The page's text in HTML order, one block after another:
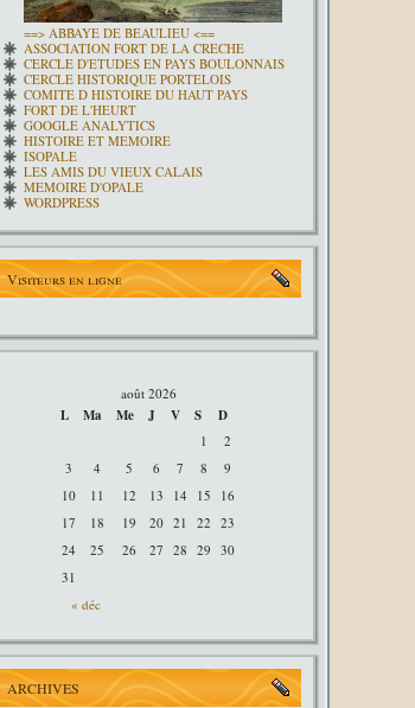
==> ABBAYE DE BEAULIEU <==
ASSOCIATION FORT DE LA CRECHE
CERCLE D'ETUDES EN PAYS BOULONNAIS
CERCLE HISTORIQUE PORTELOIS
COMITE D HISTOIRE DU HAUT PAYS
FORT DE L'HEURT
GOOGLE ANALYTICS
HISTOIRE ET MEMOIRE
ISOPALE
LES AMIS DU VIEUX CALAIS
MEMOIRE D'OPALE
WORDPRESS
Visiteurs en ligne
août 2026
L Ma Me J V S D
« déc
1
2
3
4 5 6 7 8
9
10
11 12 13 14 15
16
17
18 19 20 21 22 23
24
25 26 27 28 29 30
31
ARCHIVES